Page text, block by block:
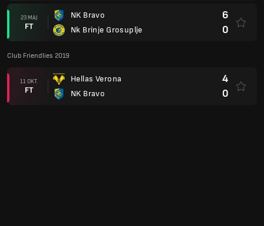
23 MAJ
FT
NK Bravo
Nk Brinje Grosuplje
6
0
Club Friendlies 2019
11 OKT.
FT
Hellas Verona
NK Bravo
4
0